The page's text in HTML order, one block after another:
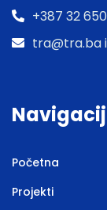
+387 32
tra@tra.ba
Početna
Projekti